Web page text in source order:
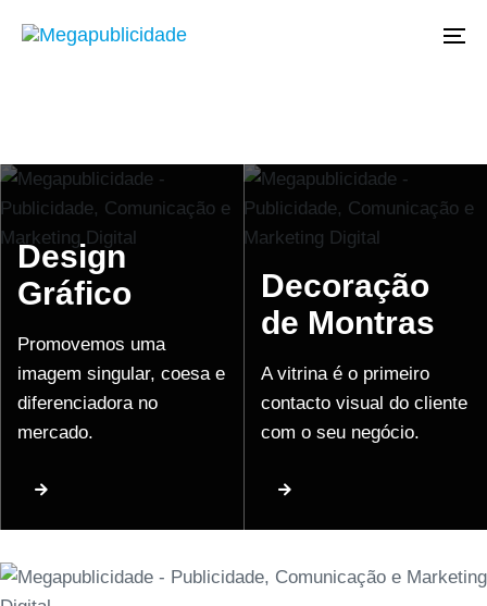
links para
Saltar
para
o
conteúdo
Design
Gráfico
Promovemos uma
imagem singular, coesa e
diferenciadora no
mercado.
Decoração
de Montras
A vitrina é o primeiro
contacto visual do cliente
com o seu negócio.